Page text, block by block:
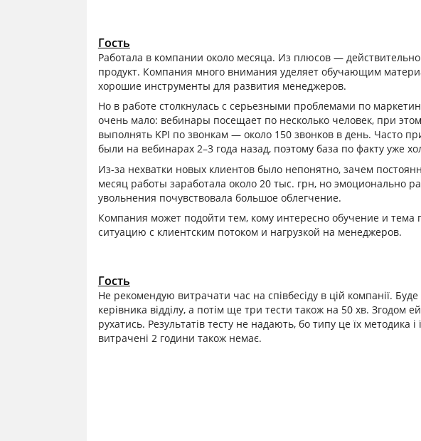
Гость
Работала в компании около месяца. Из плюсов —
продукт. Компания много внимания уделяет обучающим
хорошие инструменты для развития менеджеров.
Но в работе столкнулась с серьезными проблемами по
очень мало: вебинары посещает по несколько человек, при
выполнять KPI по звонкам — около 150 звонков в день. Часто
были на вебинарах 2–3 года назад, поэтому база по факту уже
Из-за нехватки новых клиентов было непонятно, зачем
месяц работы заработала около 20 тыс. грн, но эмоционально
увольнения почувствовала большое облегчение.
Компания может подойти тем, кому интересно обучение и
ситуацию с клиентским потоком и нагрузкой на менеджеров.
Гость
Не рекомендую витрачати час на співбесіду в цій компанії.
керівника відділу, а потім ще три тести також на 50 хв.
рухатись. Результатів тесту не надають, бо типу це їх методика і
витрачені 2 години також немає.